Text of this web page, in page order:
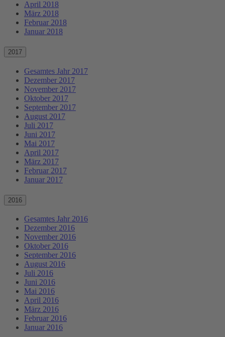
April 2018
März 2018
Februar 2018
Januar 2018
2017
Gesamtes Jahr 2017
Dezember 2017
November 2017
Oktober 2017
September 2017
August 2017
Juli 2017
Juni 2017
Mai 2017
April 2017
März 2017
Februar 2017
Januar 2017
2016
Gesamtes Jahr 2016
Dezember 2016
November 2016
Oktober 2016
September 2016
August 2016
Juli 2016
Juni 2016
Mai 2016
April 2016
März 2016
Februar 2016
Januar 2016